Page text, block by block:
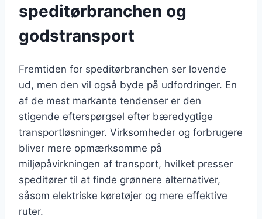
speditørbranchen og
godstransport
Fremtiden for speditørbranchen ser lovende
ud, men den vil også byde på udfordringer. En
af de mest markante tendenser er den
stigende efterspørgsel efter bæredygtige
transportløsninger. Virksomheder og forbrugere
bliver mere opmærksomme på
miljøpåvirkningen af transport, hvilket presser
speditører til at finde grønnere alternativer,
såsom elektriske køretøjer og mere effektive
ruter.